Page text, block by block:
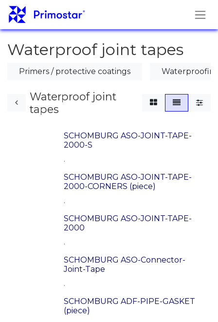
Pāriet pie satura
Waterproof joint tapes
Primers / protective coatings
Waterproof joint
tapes
SCHOMBURG ASO-JOINT-TAPE-
2000-S
.
SCHOMBURG ASO-JOINT-TAPE-
2000-CORNERS (piece)
.
SCHOMBURG ASO-JOINT-TAPE-
2000
.
SCHOMBURG ASO-Connector-
Joint-Tape
.
SCHOMBURG ADF-PIPE-GASKET
(piece)